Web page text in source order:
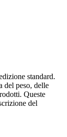
standard.
del peso, delle
Queste
del